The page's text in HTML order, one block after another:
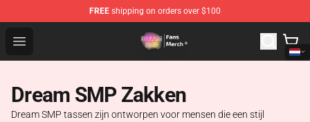
FREE shipping on orders over $100
Open menu
Dream SMP Store - Official Dream SMP Merchandise
Dream SMP Zakken
Dream SMP tassen zijn ontworpen voor mensen die een stijl